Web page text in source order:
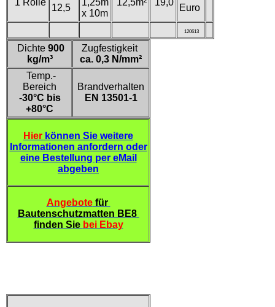
1 Rolle
12,5
1,25m
x 10m
12,5m² 19,0
Euro
120613
Dichte 900
kg/m³
Zugfestigkeit
ca. 0,3 N/mm²
Temp.-
Bereich
-30°C bis
+80°C
Brandverhalten
EN 13501-1
Hier können Sie weitere
Informationen anfordern oder
eine Bestellung per eMail
abgeben
Angebotefür
Bautenschutzmatten BE8
finden Sie bei Ebay